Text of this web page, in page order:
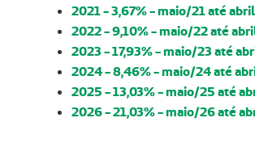
2021 - 3,67% - maio/21 até
2022 - 9,10% - maio/22 até
2023 - 17,93% - maio/23 até
2024 - 8,46% - maio/24 até
2025 - 13,03% - maio/25 até
2026 - 21,03% - maio/26 até